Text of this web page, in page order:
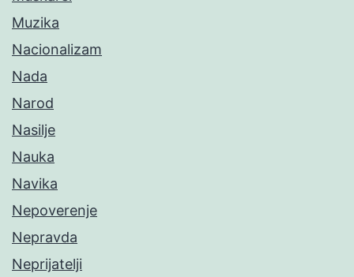
Muzika
Nacionalizam
Nada
Narod
Nasilje
Nauka
Navika
Nepoverenje
Nepravda
Neprijatelji